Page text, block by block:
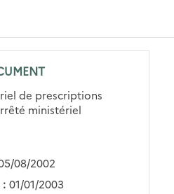
de prescriptions
ministériel
08/2002
: 01/01/2003